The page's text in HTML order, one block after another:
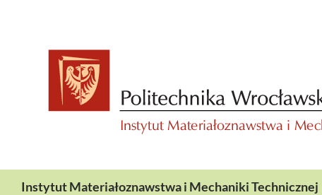
Instytut Materiałoznawstwa i Mechaniki Technicznej